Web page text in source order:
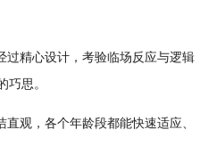
过精心设计 ， 考验临场反应与逻辑
思。
观，各个年龄段都能快速适应、